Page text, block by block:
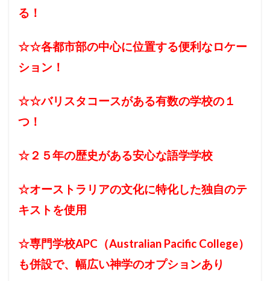
る！
☆☆各都市部の中心に位置する便利なロケー
ション！
☆☆バリスタコースがある有数の学校の１
つ！
☆２５年の歴史がある安心な語学学校
☆オーストラリアの文化に特化した独自のテ
キストを使用
☆専門学校APC（Australian Pacific College）
も併設で、幅広い神学のオプションあり